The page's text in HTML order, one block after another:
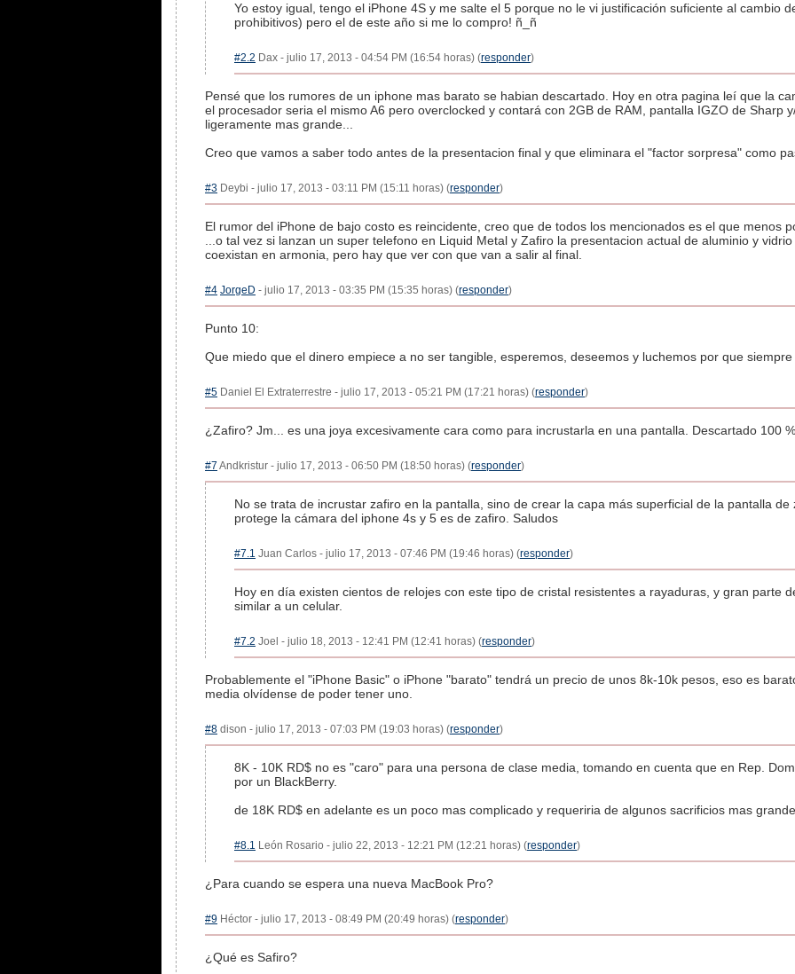
Yo estoy igual, tengo el iPhone 4S y me salte el 5 porque no le vi justificación suficiente al cambio
prohibitivos) pero el de este año si me lo compro! ñ_ñ
#2.2 Dax - julio 17, 2013 - 04:54 PM (16:54 horas) (responder)
Pensé que los rumores de un iphone mas barato se habian descartado. Hoy en otra pagina leí que la
el procesador seria el mismo A6 pero overclocked y contará con 2GB de RAM, pantalla IGZO de Sharp
ligeramente mas grande...
Creo que vamos a saber todo antes de la presentacion final y que eliminara el "factor sorpresa" como
#3 Deybi - julio 17, 2013 - 03:11 PM (15:11 horas) (responder)
El rumor del iPhone de bajo costo es reincidente, creo que de todos los mencionados es el que menos
...o tal vez si lanzan un super telefono en Liquid Metal y Zafiro la presentacion actual de aluminio y
coexistan en armonia, pero hay que ver con que van a salir al final.
#4 JorgeD - julio 17, 2013 - 03:35 PM (15:35 horas) (responder)
Punto 10:
Que miedo que el dinero empiece a no ser tangible, esperemos, deseemos y luchemos por que
#5 Daniel El Extraterrestre - julio 17, 2013 - 05:21 PM (17:21 horas) (responder)
¿Zafiro? Jm... es una joya excesivamente cara como para incrustarla en una pantalla. Descartado 100 %
#7 Andkristur - julio 17, 2013 - 06:50 PM (18:50 horas) (responder)
No se trata de incrustar zafiro en la pantalla, sino de crear la capa más superficial de la pantalla
protege la cámara del iphone 4s y 5 es de zafiro. Saludos
#7.1 Juan Carlos - julio 17, 2013 - 07:46 PM (19:46 horas) (responder)
Hoy en día existen cientos de relojes con este tipo de cristal resistentes a rayaduras, y gran parte
similar a un celular.
#7.2 Joel - julio 18, 2013 - 12:41 PM (12:41 horas) (responder)
Probablemente el "iPhone Basic" o iPhone "barato" tendrá un precio de unos 8k-10k pesos, eso es
media olvídense de poder tener uno.
#8 dison - julio 17, 2013 - 07:03 PM (19:03 horas) (responder)
8K - 10K RD$ no es "caro" para una persona de clase media, tomando en cuenta que en Rep.
por un BlackBerry.
de 18K RD$ en adelante es un poco mas complicado y requeriria de algunos sacrificios mas
#8.1 León Rosario - julio 22, 2013 - 12:21 PM (12:21 horas) (responder)
¿Para cuando se espera una nueva MacBook Pro?
#9 Héctor - julio 17, 2013 - 08:49 PM (20:49 horas) (responder)
¿Qué es Safiro?